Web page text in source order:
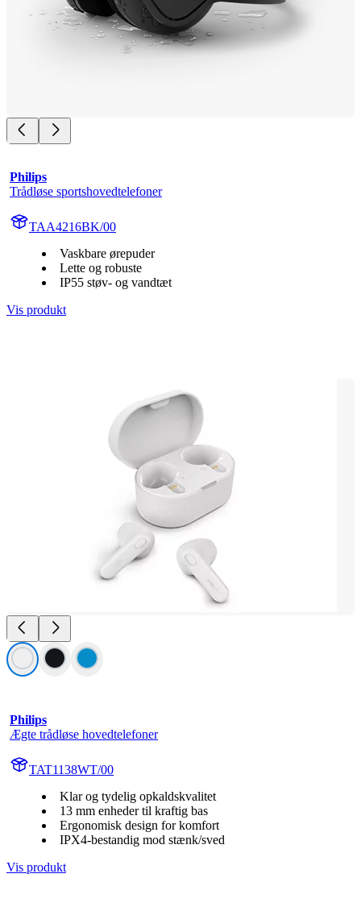
Philips
Trådløse sportshovedtelefoner
TAA4216BK/00
Vaskbare ørepuder
Lette og robuste
IP55 støv- og vandtæt
Vis produkt
Philips
Ægte trådløse hovedtelefoner
TAT1138WT/00
Klar og tydelig opkaldskvalitet
13 mm enheder til kraftig bas
Ergonomisk design for komfort
IPX4-bestandig mod stænk/sved
Vis produkt